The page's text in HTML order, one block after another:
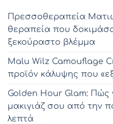
Πρεσσοθεραπεία
θεραπεία που
ξεκούραστο βλέμμα
Malu Wilz Camouflage
προϊόν κάλυψης που
Golden Hour Glam:
μακιγιάζ σου από την
λεπτά